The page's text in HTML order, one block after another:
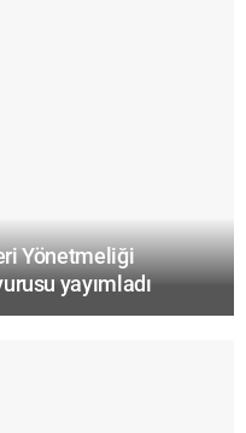
Yönetmeliği
yayımladı